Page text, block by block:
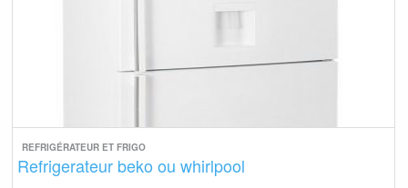
REFRIGÉRATEUR ET FRIGO
Refrigerateur beko ou whirlpool